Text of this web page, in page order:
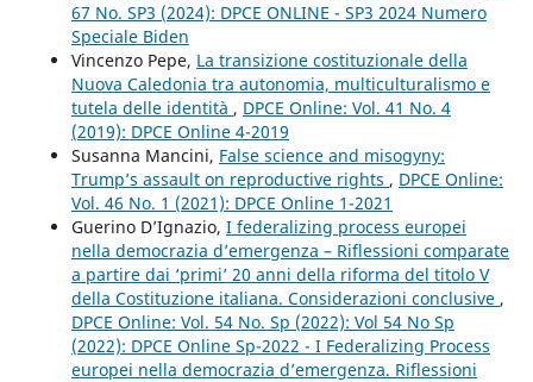
67 No. SP3 (2024): DPCE ONLINE - SP3 2024 Numero
Speciale Biden
Vincenzo Pepe, La transizione costituzionale della
Nuova Caledonia tra autonomia, multiculturalismo e
tutela delle identità , DPCE Online: Vol. 41 No. 4
(2019): DPCE Online 4-2019
Susanna Mancini, False science and misogyny:
Trump’s assault on reproductive rights , DPCE Online:
Vol. 46 No. 1 (2021): DPCE Online 1-2021
Guerino D’Ignazio, I federalizing process europei
nella democrazia d’emergenza – Riflessioni comparate
a partire dai ‘primi’ 20 anni della riforma del titolo V
della Costituzione italiana. Considerazioni conclusive ,
DPCE Online: Vol. 54 No. Sp (2022): Vol 54 No Sp
(2022): DPCE Online Sp-2022 - I Federalizing Process
europei nella democrazia d’emergenza. Riflessioni